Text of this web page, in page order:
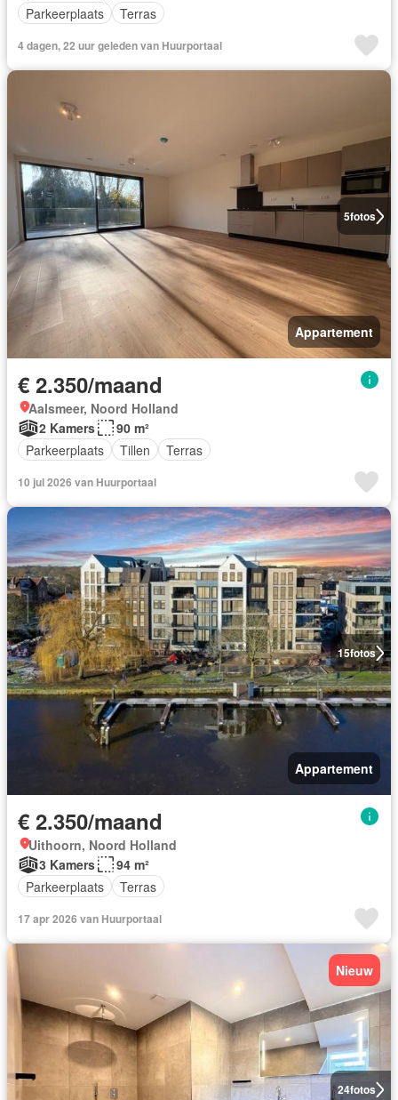
Parkeerplaats
Terras
4 dagen, 22 uur geleden van Huurportaal
5fotos
Appartement
€ 2.350/maand
Aalsmeer, Noord Holland
2 Kamers
90 m²
Parkeerplaats
Tillen Terras
10 jul 2026 van Huurportaal
15fotos
Appartement
€ 2.350/maand
Uithoorn, Noord Holland
3 Kamers
94 m²
Parkeerplaats
Terras
17 apr 2026 van Huurportaal
24fotos
Nieuw